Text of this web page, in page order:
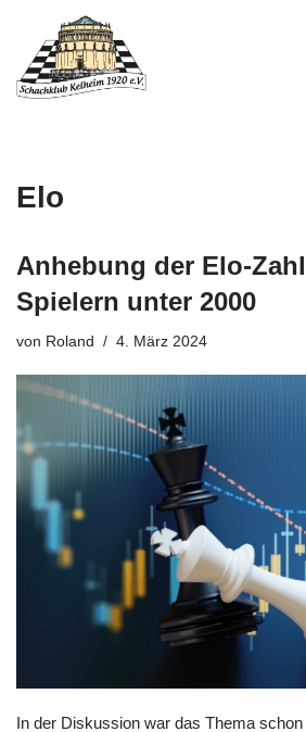
Zum
Inhalt
Elo
Anhebung der Elo-
Spielern unter 2000
von Roland 4. März 2024
In der Diskussion war das Thema